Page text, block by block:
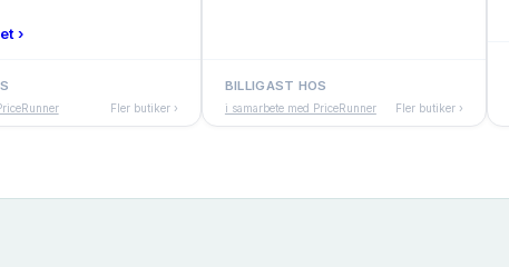
›
Fler butiker ›
BILLIGAST HOS
i samarbete med PriceRunner Fler butiker ›